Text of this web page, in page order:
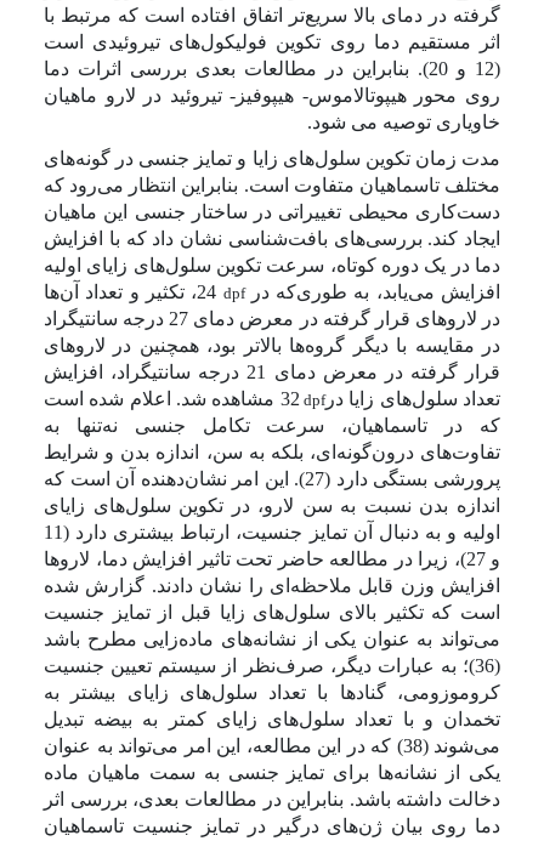
گرفته در دمای بالا سریع‌تر اتفاق افتاده است که مرتبط با
اثر مستقیم دما روی تکوین فولیکول‌های تیروئیدی است
(12 و 20). بنابراین در مطالعات بعدی بررسی اثرات دما
روی محور هیپوتالاموس- هیپوفیز- تیروئید در لارو ماهیان
خاویاری توصیه می شود.
مدت زمان تکوین سلول‌های زایا و تمایز جنسی در گونه‌های
مختلف تاسماهیان متفاوت است. بنابراین انتظار می‌رود که
دست‌کاری محیطی تغییراتی در ساختار جنسی این ماهیان
ایجاد کند. بررسی‌های بافت‌شناسی نشان داد که با افزایش
دما در یک دوره کوتاه، سرعت تکوین سلول‌های زایای اولیه
افزایش می‌یابد، به طوری‌که درdpf
24، تکثیر و تعداد آن‌ها
در لاروهای قرار گرفته در معرض دمای 27 درجه سانتیگراد
در مقایسه با دیگر گروه‌ها بالاتر بود، همچنین در لاروهای
قرار گرفته در معرض دمای 21 درجه سانتیگراد، افزایش
تعداد سلول‌های زایا درdpf32 مشاهده شد.
اعلام شده است
که در تاسماهیان، سرعت تکامل جنسی نه‌تنها به
تفاوت‌های درون‌گونه‌ای، بلکه به سن، اندازه بدن و شرایط
پرورشی بستگی دارد (27).
این امر نشان‌دهنده آن است که
اندازه بدن نسبت به سن لارو، در تکوین سلول‌های زایای
اولیه و به دنبال آن تمایز جنسیت، ارتباط بیشتری دارد (11
و 27)، زیرا در مطالعه حاضر تحت تاثیر افزایش دما، لاروها
افزایش وزن قابل ملاحظه‌ای را نشان دادند. گزارش شده
است که تکثیر بالای سلول‌های زایا قبل از تمایز جنسیت
می‌تواند به عنوان یکی از نشانه‌های ماده‌زایی مطرح باشد
(36)؛ به عبارات دیگر، صرف‌نظر از سیستم تعیین جنسیت
کروموزومی، گنادها با تعداد سلول‌های زایای بیشتر به
تخمدان و با تعداد سلول‌های زایای کمتر به بیضه تبدیل
می‌شوند (38) که در این مطالعه، این امر می‌تواند به عنوان
یکی از نشانه‌ها برای تمایز جنسی به سمت ماهیان ماده
دخالت داشته باشد. بنابراین در مطالعات بعدی، بررسی اثر
دما روی بیان ژن‌های درگیر در تمایز جنسیت تاسماهیان